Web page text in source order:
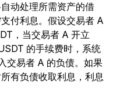
动处理所需资产的借
付利息。假设交易者 A
，当交易者 A 开立
的手续费时，系统
交易者 A 的负债。如果
有负债收取利息，利息